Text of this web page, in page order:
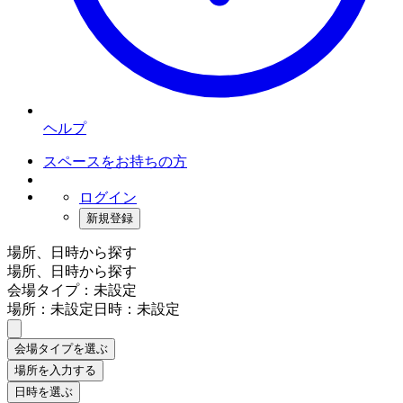
ヘルプ
スペースをお持ちの方
ログイン
新規登録
場所、日時から探す
場所、日時から探す
会場タイプ：未設定
場所：未設定日時：未設定
会場タイプを選ぶ
場所を入力する
日時を選ぶ